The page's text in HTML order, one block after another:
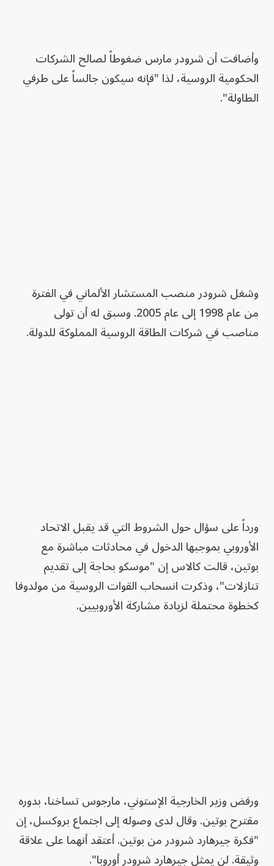
وأضافت أن شرودر مارس ‌ضغوطاً لصالح الشركات
الحكومية الروسية، لذا "فإنه سيكون جالساً على طرفي
الطاولة".
وشغل شرودر منصب المستشار الألماني في الفترة
من عام 1998 إلى عام 2005. وسبق له أن تولى
مناصب في شركات الطاقة الروسية المملوكة للدولة.
ورداً على سؤال حول الشروط التي قد يقبل الاتحاد
الأوروبي بموجبها الدخول في محادثات مباشرة مع
بوتين، قالت كالاس إن "موسكو بحاجة إلى تقديم
تنازلات"، وذكرت انسحاب القوات الروسية من مولدوفا
كخطوة محتملة لزيادة مشاركة الأوروبيين.
ورفض وزير الخارجية الإستوني، مارجوس تساخنا، بدوره
مقترح بوتين. وقال لدى وصوله إلى اجتماع بروكسل، إن
"فكرة جيرهارد شرودر من بوتين. أعتقد أنهما على علاقة
وثيقة. لن يمثل جيرهارد شرودر أوروبا".